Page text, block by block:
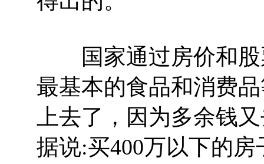
国家通过房价和股
最基本的食品和消费
上去了，因为多余钱
据说:买400万以下的